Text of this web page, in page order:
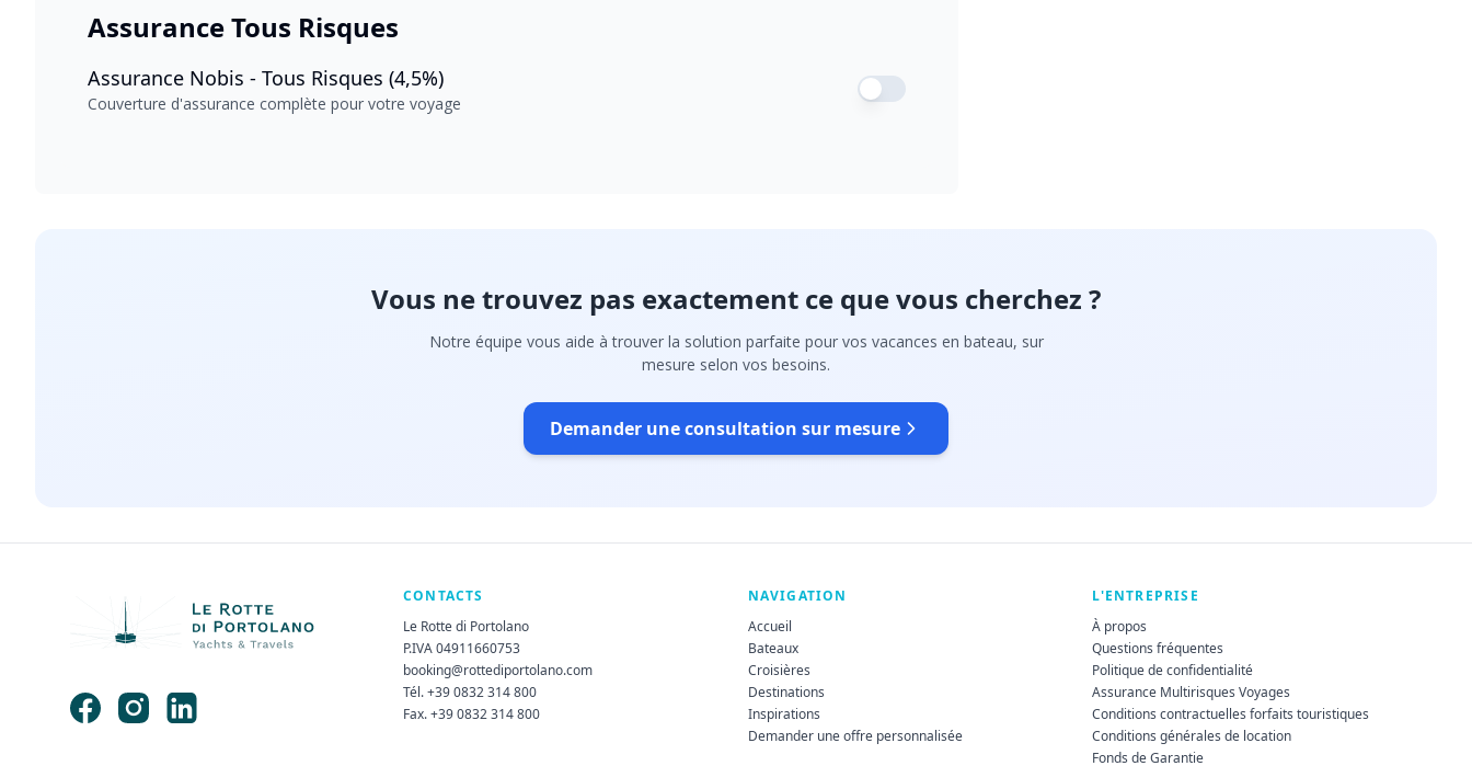
Assurance Tous Risques
Assurance Nobis - Tous Risques (4,5%)
Couverture d'assurance complète pour votre voyage
Vous ne trouvez pas exactement ce que vous cherchez ?
Notre équipe vous aide à trouver la solution parfaite pour vos vacances en bateau, sur
mesure selon vos besoins.
Demander une consultation sur mesure
CONTACTS
Le Rotte di Portolano
P.IVA 04911660753
booking@rottediportolano.com
Tél. +39 0832 314 800
Fax. +39 0832 314 800
NAVIGATION
Accueil
Bateaux
Croisières
Destinations
Inspirations
Demander une offre personnalisée
L'ENTREPRISE
À propos
Questions fréquentes
Politique de confidentialité
Assurance Multirisques Voyages
Conditions contractuelles forfaits touristiques
Conditions générales de location
Fonds de Garantie